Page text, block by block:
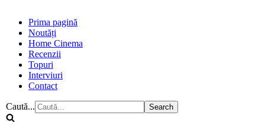
Prima pagină
Noutăți
Home Cinema
Recenzii
Topuri
Interviuri
Contact
Caută...